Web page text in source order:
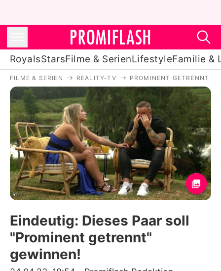
RoyalsStarsFilme & SerienLifestyleFamilie &
Royals
Stars
Filme & Serien
Lifestyle
Familie & Liebe
Promiflash Exklusiv
Alle Themen auf Promiflash
FILME & SERIEN REALITY-TV PROMINENT GETRENNT
RTL
Eindeutig: Dieses Paar soll
"Prominent getrennt"
gewinnen!